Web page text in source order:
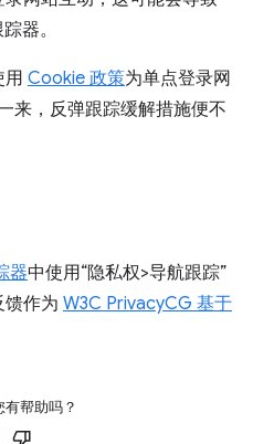
器。
用 Cookie 政策为单点登录网
来，反弹跟踪缓解措施便不
器中使用“隐私权>导航跟踪”
作为 W3C PrivacyCG 基于
帮助吗？